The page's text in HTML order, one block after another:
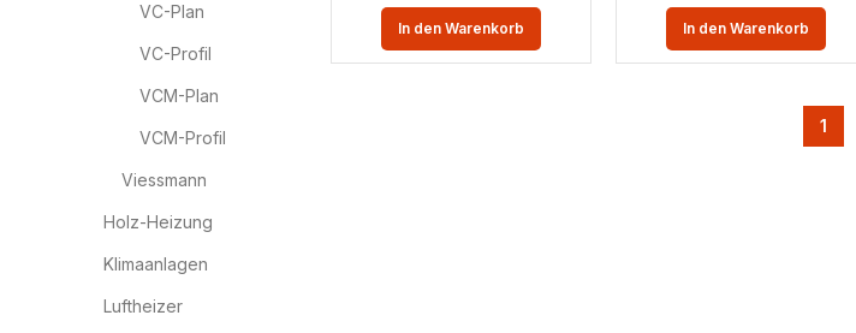
VC-Plan
VC-Profil
VCM-Plan
VCM-Profil
Viessmann
Holz-Heizung
Klimaanlagen
Luftheizer
In den Warenkorb In den Warenkorb
1